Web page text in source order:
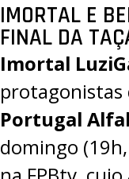
IMORTAL E
FINAL DA
Imortal
protagonistas
Portugal
domingo